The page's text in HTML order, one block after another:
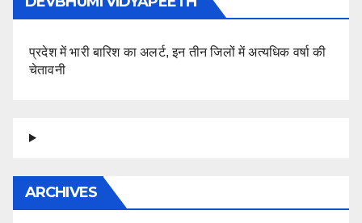
प्रदेश में भारी बारिश का अलर्ट, इन तीन जिलों में अत्यधिक वर्षा की
चेतावनी
ARCHIVES